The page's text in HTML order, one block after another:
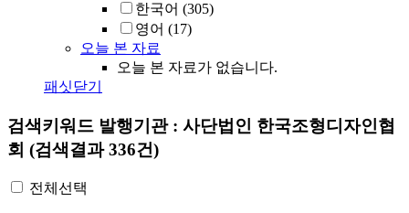
한국어 (305)
영어 (17)
오늘 본 자료
오늘 본 자료가 없습니다.
패싯닫기
검색키워드 발행기관 : 사단법인 한국조형디자인협
회 (검색결과 336건)
전체선택